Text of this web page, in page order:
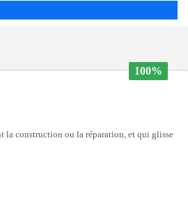
100%
la construction ou la réparation, et qui glisse